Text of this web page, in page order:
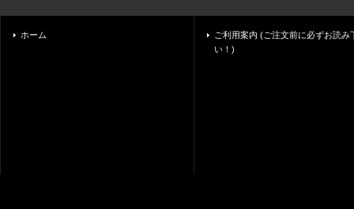
ホーム
ご利用案内 (ご注文前に必ずお読み
い！)